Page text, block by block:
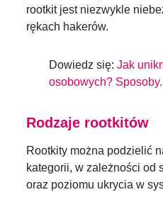
rootkit jest niezwykle
rękach hakerów.
Dowiedz się:Jak
osobowych? Sposoby.
Rodzaje rootkitów
Rootkity można podzielić
kategorii, w zależności od
oraz poziomu ukrycia w